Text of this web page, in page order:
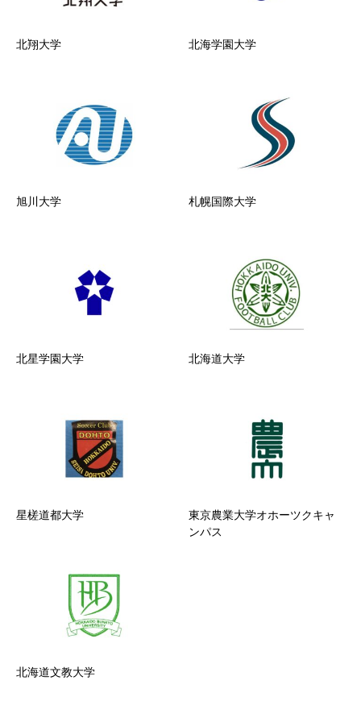
北翔大学 北海学園大学
旭川大学 札幌国際大学
北星学園大学 北海道大学
星槎道都大学
東京農業大学オホーツクキャ
ンパス
北海道文教大学